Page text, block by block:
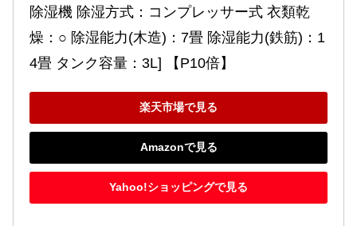
除湿機 除湿方式：コンプレッサー式 衣類乾
燥：○ 除湿能力(木造)：7畳 除湿能力(鉄筋)：1
4畳 タンク容量：3L] 【P10倍】
楽天市場で見る
Amazonで見る
Yahoo!ショッピングで見る